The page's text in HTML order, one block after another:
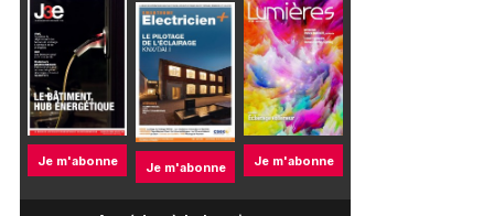
Je m'abonne Je m'abonne Je m'abonne